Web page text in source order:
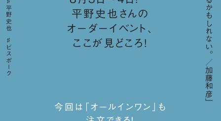
平野史也さんの
オーダーイベント、
ここが見どころ！
平野史也
ビスポーク
今回は「オールインワン」も